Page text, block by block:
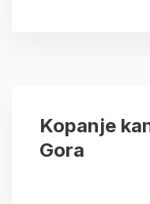
Kopanje
Gora